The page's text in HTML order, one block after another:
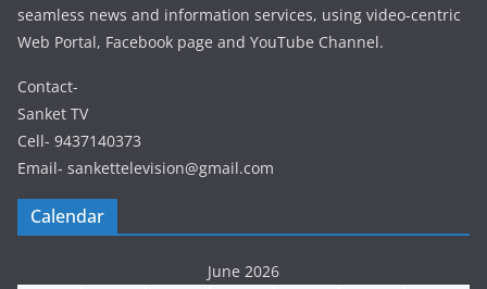
seamless news and information services, using video-centric
Web Portal, Facebook page and YouTube Channel.
Contact-
Sanket TV
Cell- 9437140373
Email- sankettelevision@gmail.com
Calendar
June 2026